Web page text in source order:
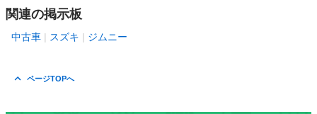
関連の掲示板
中古車 スズキ ジムニー
ページTOPへ